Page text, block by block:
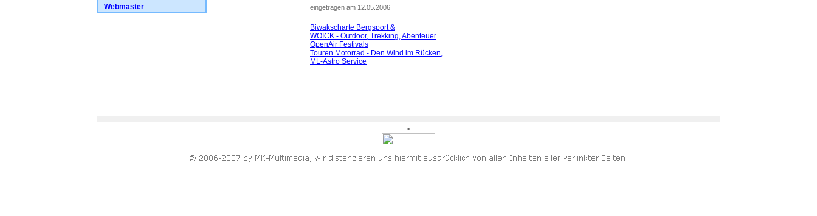
Webmaster
eingetragen am 12.05.2006
Biwakscharte Bergsport &
WOICK - Outdoor, Trekking, Abenteuer
OpenAir Festivals
Touren Motorrad - Den Wind im Rücken,
ML-Astro Service
•